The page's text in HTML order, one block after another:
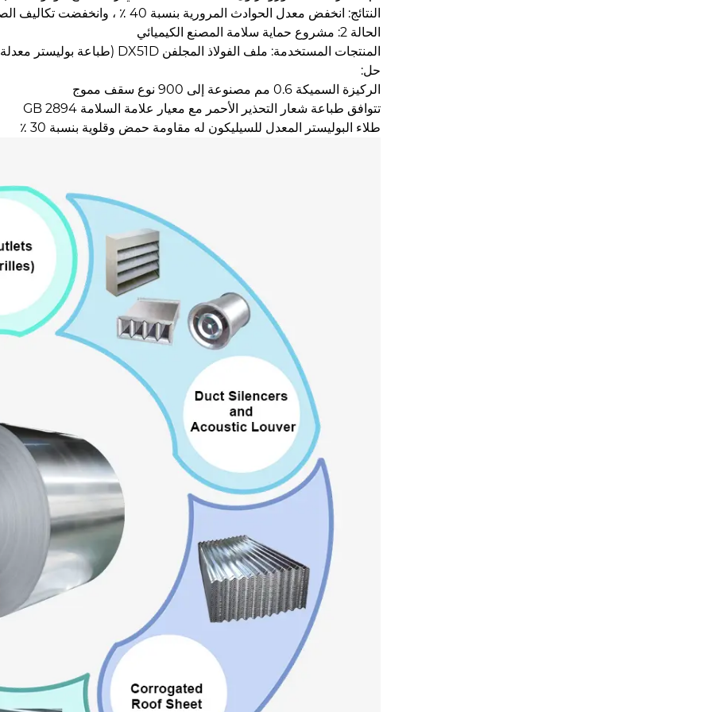
النتائج: انخفض معدل الحوادث المرورية بنسبة 40 ٪ ، وانخفضت تكاليف الصيانة بنسبة 60 ٪
الحالة 2: مشروع حماية سلامة المصنع الكيميائي
المنتجات المستخدمة: ملف الفولاذ المجلفن DX51D (طباعة بوليستر معدلة من السيليكون + طباعة تحذير أحمر)
حل:
الركيزة السميكة 0.6 مم مصنوعة إلى 900 نوع سقف مموج
تتوافق طباعة شعار التحذير الأحمر مع معيار علامة السلامة GB 2894
طلاء البوليستر المعدل للسيليكون له مقاومة حمض وقلوية بنسبة 30 ٪